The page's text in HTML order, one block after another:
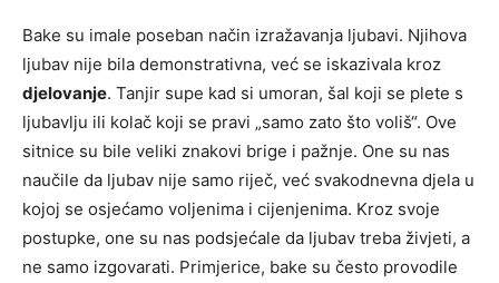
Bake su imale poseban način izražavanja ljubavi. Njihova
ljubav nije bila demonstrativna, već se iskazivala kroz
djelovanje. Tanjir supe kad si umoran, šal koji se plete s
ljubavlju ili kolač koji se pravi „samo zato što voliš“. Ove
sitnice su bile veliki znakovi brige i pažnje. One su nas
naučile da ljubav nije samo riječ, već svakodnevna djela u
kojoj se osjećamo voljenima i cijenjenima. Kroz svoje
postupke, one su nas podsjećale da ljubav treba živjeti, a
ne samo izgovarati. Primjerice, bake su često provodile